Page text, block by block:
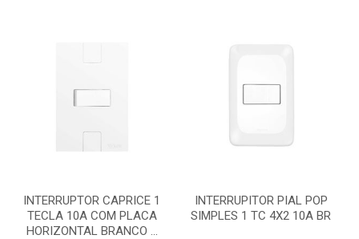
INTERRUPTOR CAPRICE 1
TECLA 10A COM PLACA
HORIZONTAL BRANCO ...
INTERRUPITOR PIAL POP
SIMPLES 1 TC 4X2 10A BR